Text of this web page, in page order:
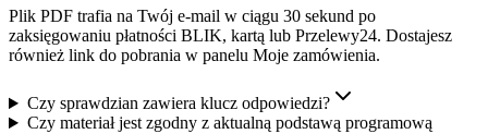
Plik PDF trafia na Twój e-mail w ciągu 30 sekund po
zaksięgowaniu płatności BLIK, kartą lub Przelewy24. Dostajesz
również link do pobrania w panelu Moje zamówienia.
Czy sprawdzian zawiera klucz odpowiedzi?
Czy materiał jest zgodny z aktualną podstawą programową